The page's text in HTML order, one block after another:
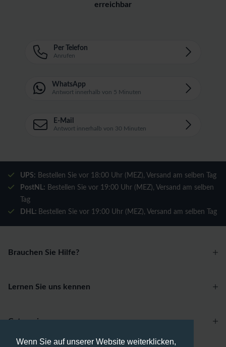
Wenn Sie auf unserer Website weiterklicken,
erreichbar
Per Telefon
Anrufen
WhatsApp
Antwort innerhalb von 5 Minuten
E-Mail
Antwort innerhalb von 30 Minuten
UPS: Bestellen Sie vor 18:00 Uhr (MEZ), Versand am selben Tag
PostNL: Bestellen Sie vor 19:00 Uhr (MEZ), Versand am selben
Tag
DHL: Bestellen Sie vor 19:00 Uhr (MEZ), Versand am selben Tag
Brauchen Sie Hilfe?
Lernen Sie uns kennen
Categories